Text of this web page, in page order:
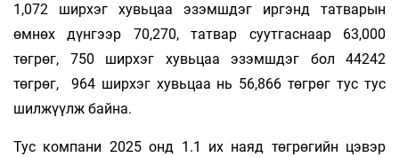
1,072 ширхэг хувьцаа эзэмшдэг иргэнд татварын
өмнөх дүнгээр 70,270, татвар суутгаснаар 63,000
төгрөг, 750 ширхэг хувьцаа эзэмшдэг бол 44242
төгрөг, 964 ширхэг хувьцаа нь 56,866 төгрөг тус тус
шилжүүлж байна.
Тус компани 2025 онд 1.1 их наяд төгрөгийн цэвэр